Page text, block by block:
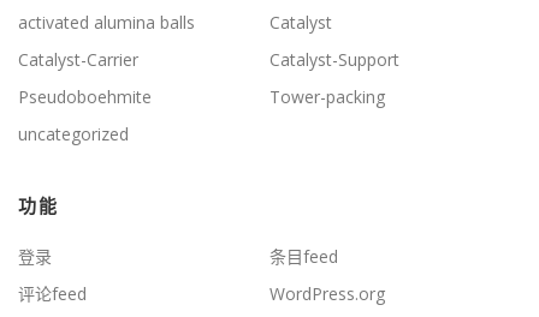
activated alumina balls
Catalyst
Catalyst-Carrier
Catalyst-Support
Pseudoboehmite
Tower-packing
uncategorized
功能
登录
条目feed
评论feed
WordPress.org